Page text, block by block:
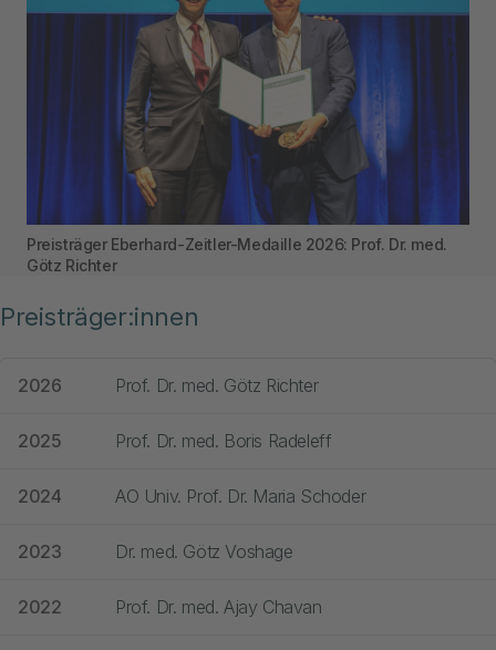
Preisträger Eberhard-Zeitler-Medaille 2026: Prof. Dr. med.
Götz Richter
Preisträger:innen
2026 Prof. Dr. med. Götz Richter
2025 Prof. Dr. med. Boris Radeleff
2024 AO Univ. Prof. Dr. Maria Schoder
2023 Dr. med. Götz Voshage
2022 Prof. Dr. med. Ajay Chavan